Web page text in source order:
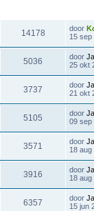
14178 door
15 sep
5036 door
25 okt
3737 door
21 okt
5105 door
09 sep
3571 door
18 aug
3916 door
18 aug
6357 door
15 jun